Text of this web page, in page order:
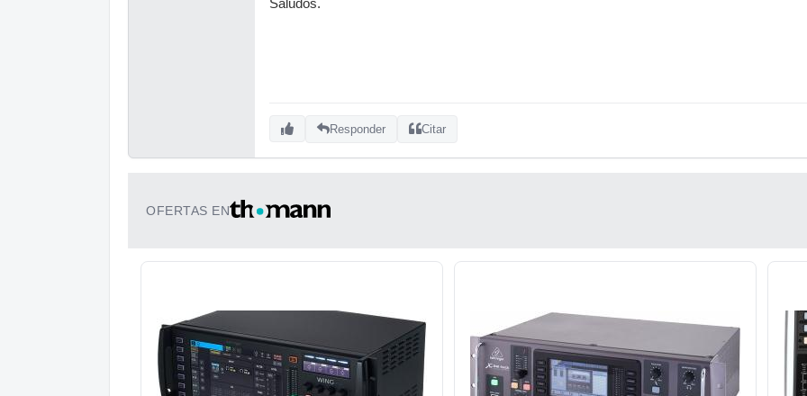
Saludos.
Responder Citar
OFERTAS EN